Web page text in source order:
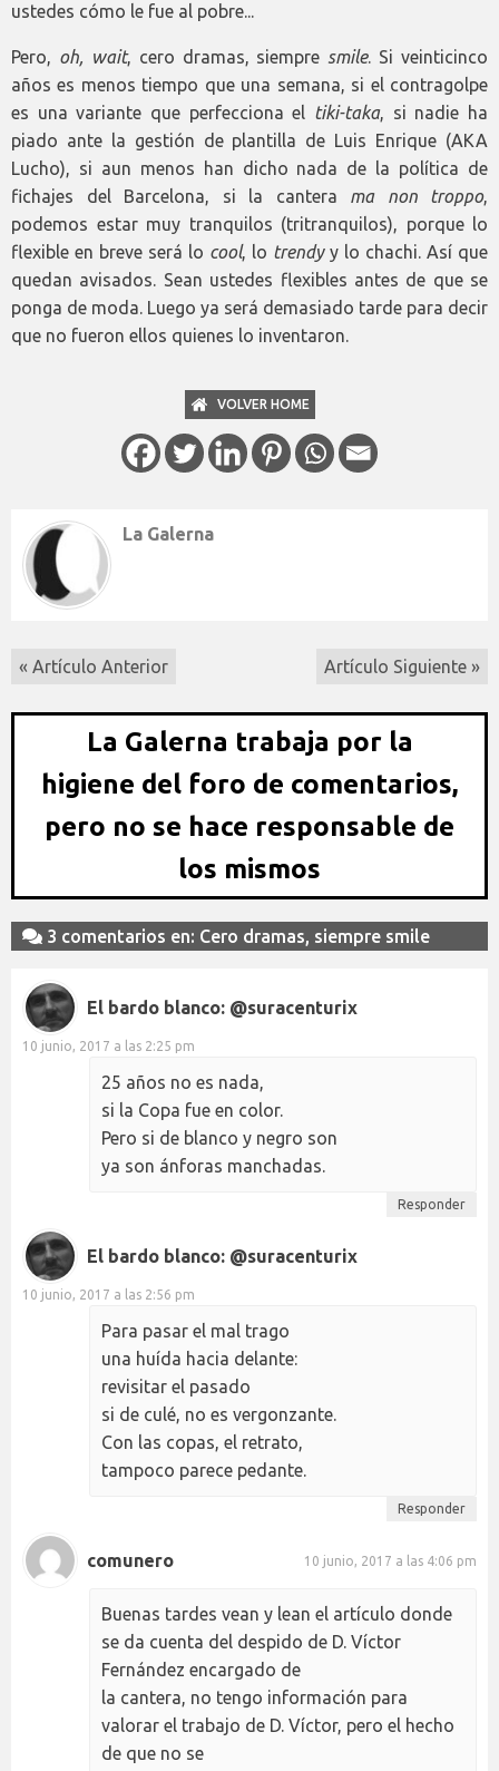
ustedes cómo le fue al pobre...
Pero, oh, wait, cero dramas, siempre smile. Si veinticinco
años es menos tiempo que una semana, si el contragolpe
es una variante que perfecciona el tiki-taka, si nadie ha
piado ante la gestión de plantilla de Luis Enrique (AKA
Lucho), si aun menos han dicho nada de la política de
fichajes del Barcelona, si la cantera ma non troppo,
podemos estar muy tranquilos (tritranquilos), porque lo
flexible en breve será lo cool, lo trendyy lo chachi. Así que
quedan avisados. Sean ustedes flexibles antes de que se
ponga de moda. Luego ya será demasiado tarde para decir
que no fueron ellos quienes lo inventaron.
VOLVER HOME
La Galerna
« Artículo Anterior Artículo Siguiente »
La Galerna trabaja por la
higiene del foro de comentarios,
pero no se hace responsable de
los mismos
3 comentarios en: Cero dramas, siempre smile
El bardo blanco: @suracenturix
10 junio, 2017 a las 2:25 pm
25 años no es nada,
si la Copa fue en color.
Pero si de blanco y negro son
ya son ánforas manchadas.
Responder
El bardo blanco: @suracenturix
10 junio, 2017 a las 2:56 pm
Para pasar el mal trago
una huída hacia delante:
revisitar el pasado
si de culé, no es vergonzante.
Con las copas, el retrato,
tampoco parece pedante.
Responder
comunero 10 junio, 2017 a las 4:06 pm
Buenas tardes vean y lean el artículo donde
se da cuenta del despido de D. Víctor
Fernández encargado de
la cantera, no tengo información para
valorar el trabajo de D. Víctor, pero el hecho
de que no se